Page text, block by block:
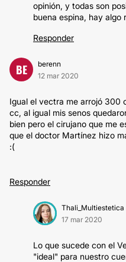
opinión, y todas son
buena espina, hay algo
Responder
BE
berenn
12 mar 2020
Igual el vectra me arrojó 300
cc, al igual mis senos
bien pero el cirujano que me
que el doctor Martínez hizo
:(
Responder
Thali_Multiestetica
17 mar 2020
Lo que sucede con el
"ideal" para nuestro